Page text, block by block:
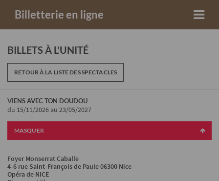
Billetterie en ligne
BILLETS À L'UNITÉ
RETOUR À LA LISTE DES SPECTACLES
VIENS AVEC TON DOUDOU
du 15/11/2026 au 23/05/2027
MASQUER
Foyer Monserrat Caballe
4-6 rue Saint-François de Paule 06300 Nice
Opéra de NICE